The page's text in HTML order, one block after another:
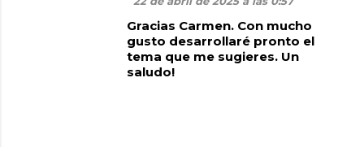
Gracias Carmen. Con mucho
gusto desarrollaré pronto el
tema que me sugieres. Un
saludo!